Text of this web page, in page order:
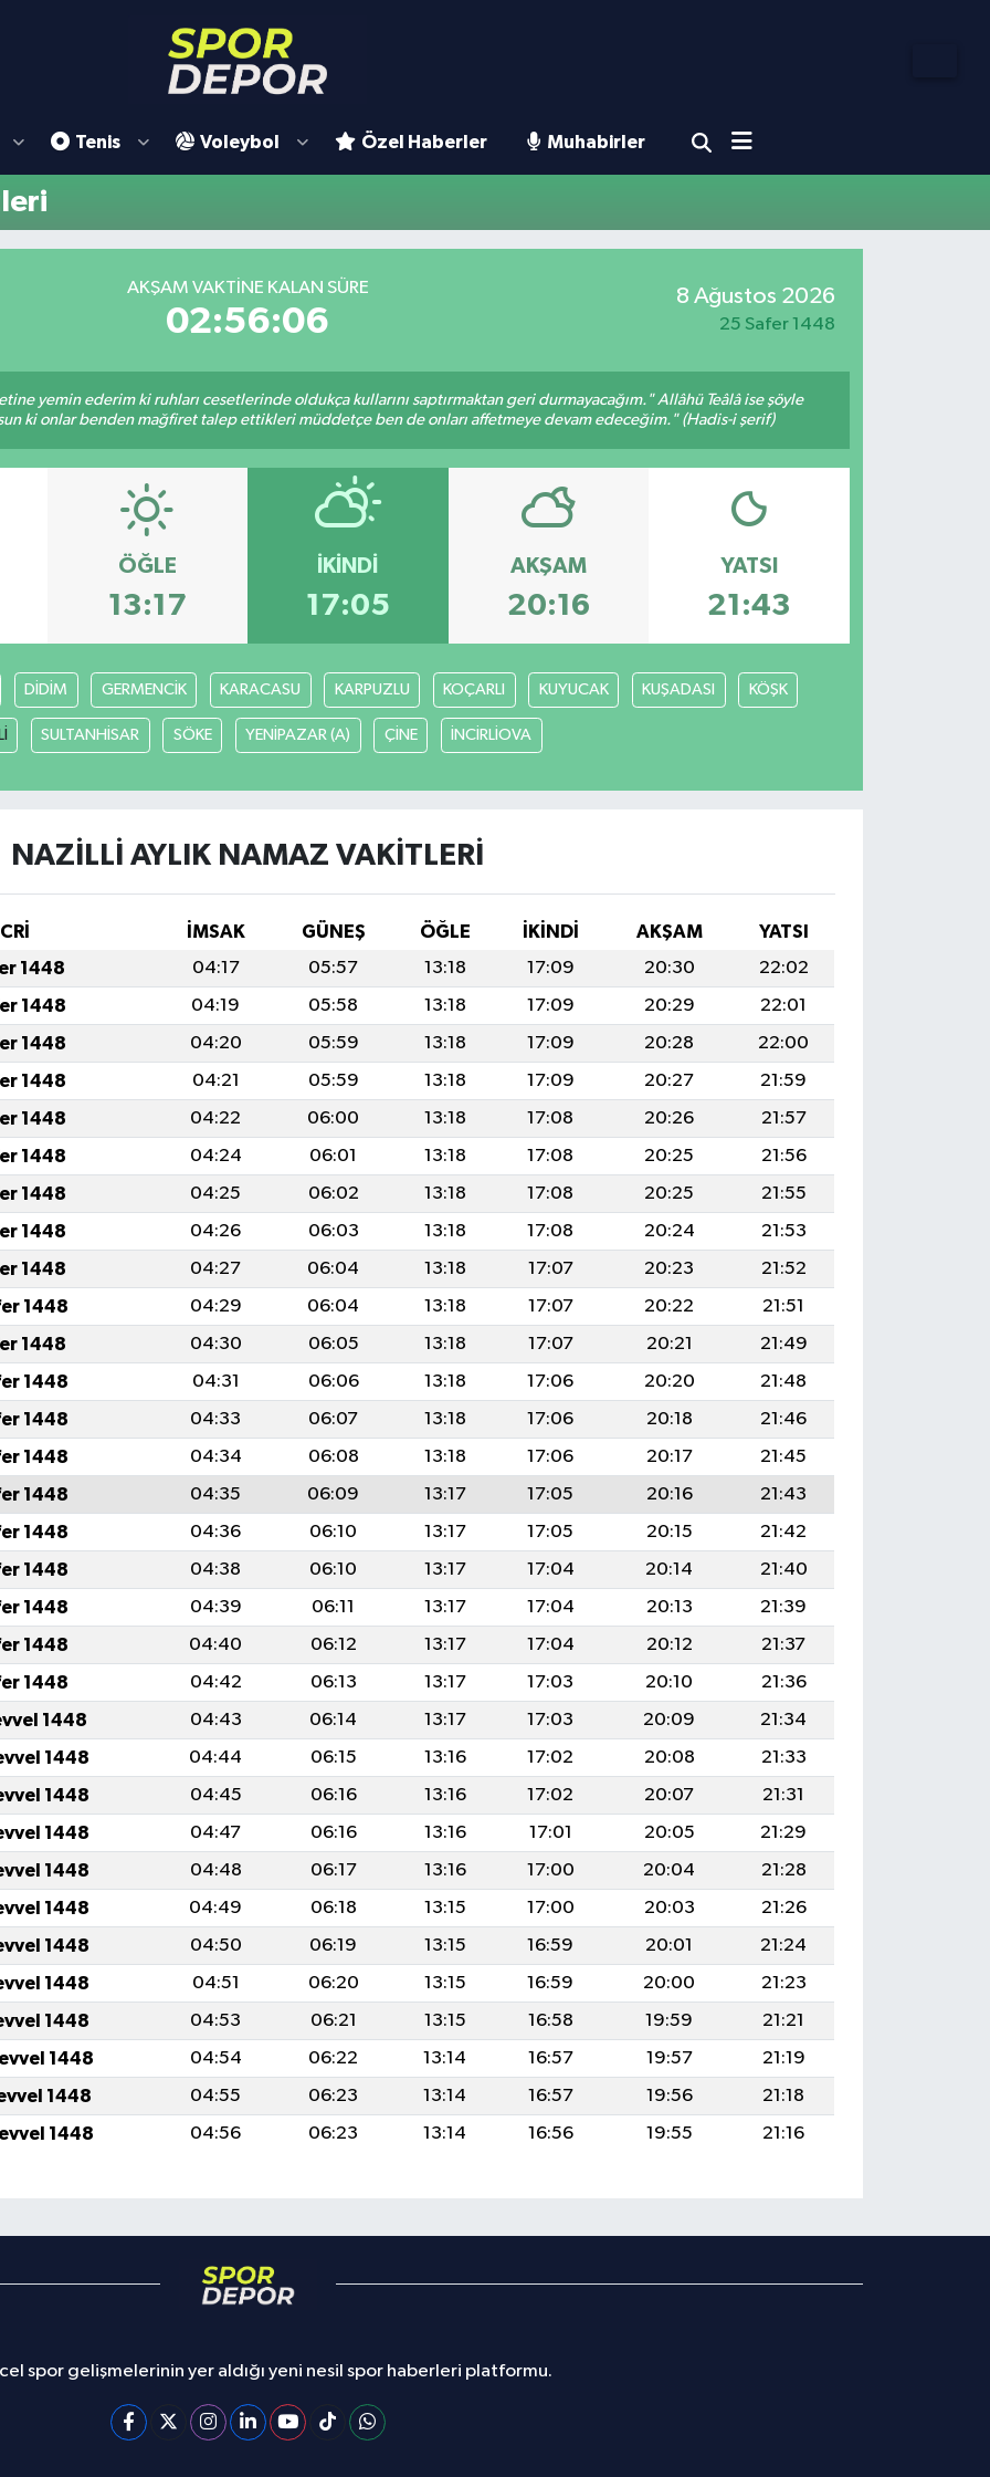
Tenis Voleybol Özel Haberler Muhabirler
AKŞAM VAKTINE KALAN SÜRE
02:56:06
8 Ağustos 2026
25 Safer 1448
yemin ederim ki ruhları cesetlerinde oldukça kullarını saptırmaktan geri durmayacağım." Allâhü Teâlâ ise şöyle
ki onlar benden mağfiret talep ettikleri müddetçe ben de onları affetmeye devam edeceğim." (Hadis-i şerif)
ÖĞLE
13:17
İKINDI
17:05
AKŞAM
20:16
YATSI
21:43
DİDİM GERMENCİK KARACASU KARPUZLU KOÇARLI KUYUCAK KUŞADASI KÖŞK
SULTANHİSAR SÖKE YENİPAZAR (A) ÇİNE İNCİRLİOVA
NAZİLLİ AYLIK NAMAZ VAKITLERI
İMSAK GÜNEŞ ÖĞLE İKINDI AKŞAM
YATSI
1448 04:17 05:57 13:18 17:09 20:30
22:02
1448 04:19 05:58 13:18 17:09 20:29
22:01
1448 04:20 05:59 13:18 17:09 20:28
22:00
1448 04:21 05:59 13:18 17:09 20:27
21:59
1448 04:22 06:00 13:18 17:08 20:26
21:57
1448 04:24 06:01 13:18 17:08 20:25
21:56
1448 04:25 06:02 13:18 17:08 20:25
21:55
1448 04:26 06:03 13:18 17:08 20:24
21:53
1448 04:27 06:04 13:18 17:07 20:23
21:52
1448 04:29 06:04 13:18 17:07 20:22
21:51
1448 04:30 06:05 13:18 17:07 20:21
21:49
1448 04:31 06:06 13:18 17:06 20:20
21:48
1448 04:33 06:07 13:18 17:06 20:18
21:46
1448 04:34 06:08 13:18 17:06 20:17
21:45
1448 04:35 06:09 13:17 17:05 20:16
21:43
1448 04:36 06:10 13:17 17:05 20:15
21:42
1448 04:38 06:10 13:17 17:04 20:14
21:40
1448 04:39 06:11 13:17 17:04 20:13
21:39
1448 04:40 06:12 13:17 17:04 20:12
21:37
1448 04:42 06:13 13:17 17:03 20:10
21:36
1448 04:43 06:14 13:17 17:03 20:09
21:34
1448 04:44 06:15 13:16 17:02 20:08
21:33
1448 04:45 06:16 13:16 17:02 20:07
21:31
1448 04:47 06:16 13:16 17:01 20:05
21:29
1448 04:48 06:17 13:16 17:00 20:04
21:28
1448 04:49 06:18 13:15 17:00 20:03
21:26
1448 04:50 06:19 13:15 16:59 20:01
21:24
1448 04:51 06:20 13:15 16:59 20:00
21:23
1448 04:53 06:21 13:15 16:58 19:59
21:21
1448 04:54 06:22 13:14 16:57 19:57
21:19
1448 04:55 06:23 13:14 16:57 19:56
21:18
1448 04:56 06:23 13:14 16:56 19:55 21:16
spor gelişmelerinin yer aldığı yeni nesil spor haberleri platformu.